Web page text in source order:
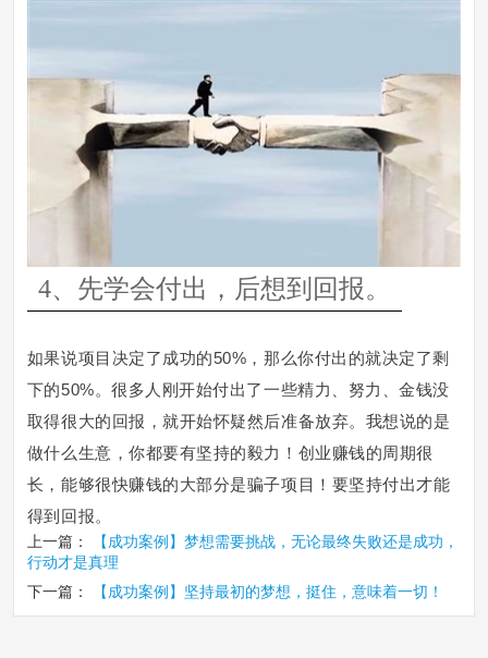
4、先学会付出，后想到回报。
如果说项目决定了成功的50%，那么你付出的就决定了剩
下的50%。很多人刚开始付出了一些精力、努力、金钱没
取得很大的回报，就开始怀疑然后准备放弃。我想说的是
做什么生意，你都要有坚持的毅力！创业赚钱的周期很
长，能够很快赚钱的大部分是骗子项目！要坚持付出才能
得到回报。
上一篇：
【成功案例】梦想需要挑战，无论最终失败还是成功，
行动才是真理
下一篇：
【成功案例】坚持最初的梦想，挺住，意味着一切！